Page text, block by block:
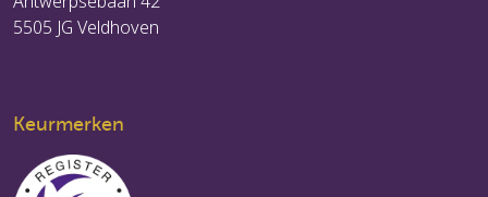
5505 JG Veldhoven
Keurmerken